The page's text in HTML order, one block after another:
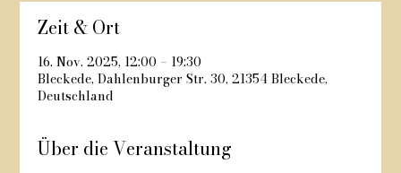
Zeit & Ort
16. Nov. 2025, 12:00 – 19:30
Bleckede, Dahlenburger Str. 30, 21354 Bleckede,
Deutschland
Über die Veranstaltung